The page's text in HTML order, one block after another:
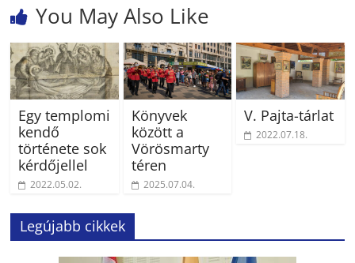
You May Also Like
Egy templomi
kendő
története sok
kérdőjellel
2022.05.02.
Könyvek
között a
Vörösmarty
téren
2025.07.04.
V. Pajta-tárlat
2022.07.18.
Legújabb cikkek